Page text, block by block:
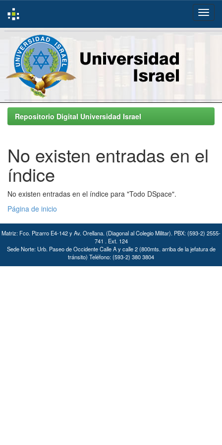
Skip
navigationRepositorio Digital Universidad Israel
No existen entradas en el
índice
No existen entradas en el índice para "Todo DSpace".
Página de inicio
Matriz: Fco. Pizarro E4-142 y Av. Orellana. (Diagonal al Colegio Militar). PBX: (593-2) 2555-
741 . Ext. 124
Sede Norte: Urb. Paseo de Occidente Calle A y calle 2 (800mts. arriba de la jefatura de
tránsito) Teléfono: (593-2) 380 3804